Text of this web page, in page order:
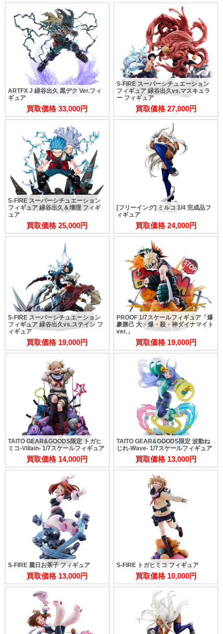
ARTFX J 緑谷出久 黒デク Ver.フィ
ギュア
買取価格 33,000円
S-FIRE スーパーシチュエーション
フィギュア 緑谷出久vs.マスキュラ
ー フィギュア
買取価格 27,000円
S-FIRE スーパーシチュエーション
フィギュア 緑谷出久＆壊理 フィギ
ュア
買取価格 25,000円
[フリーイング] ミルコ 1/4 完成品フ
ィギュア
買取価格 24,000円
S-FIRE スーパーシチュエーション
フィギュア 緑谷出久vs.ステイン フ
ィギュア
買取価格 19,000円
PROOF 1/7スケールフィギュア「爆
豪勝己 大・爆・殺・神ダイナマイト
ver.」
買取価格 19,000円
TAITO GEAR&GOODS限定 トガヒ
ミコ-Villain- 1/7スケールフィギュア
買取価格 14,000円
TAITO GEAR&GOODS限定 波動ね
じれ-Wave- 1/7スケールフィギュア
買取価格 13,000円
&
S-FIRE 麗日お茶子 フィギュア
買取価格 13,000円
S-FIRE トガヒミコ フィギュア
買取価格 10,000円